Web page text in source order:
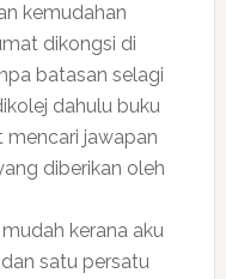
kemudahan
dikongsi di
batasan selagi
dahulu buku
mencari jawapan
diberikan oleh
kerana aku
satu persatu